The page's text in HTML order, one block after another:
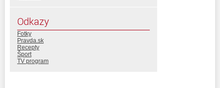
Odkazy
Fotky
Pravda.sk
Recepty
Šport
TV program